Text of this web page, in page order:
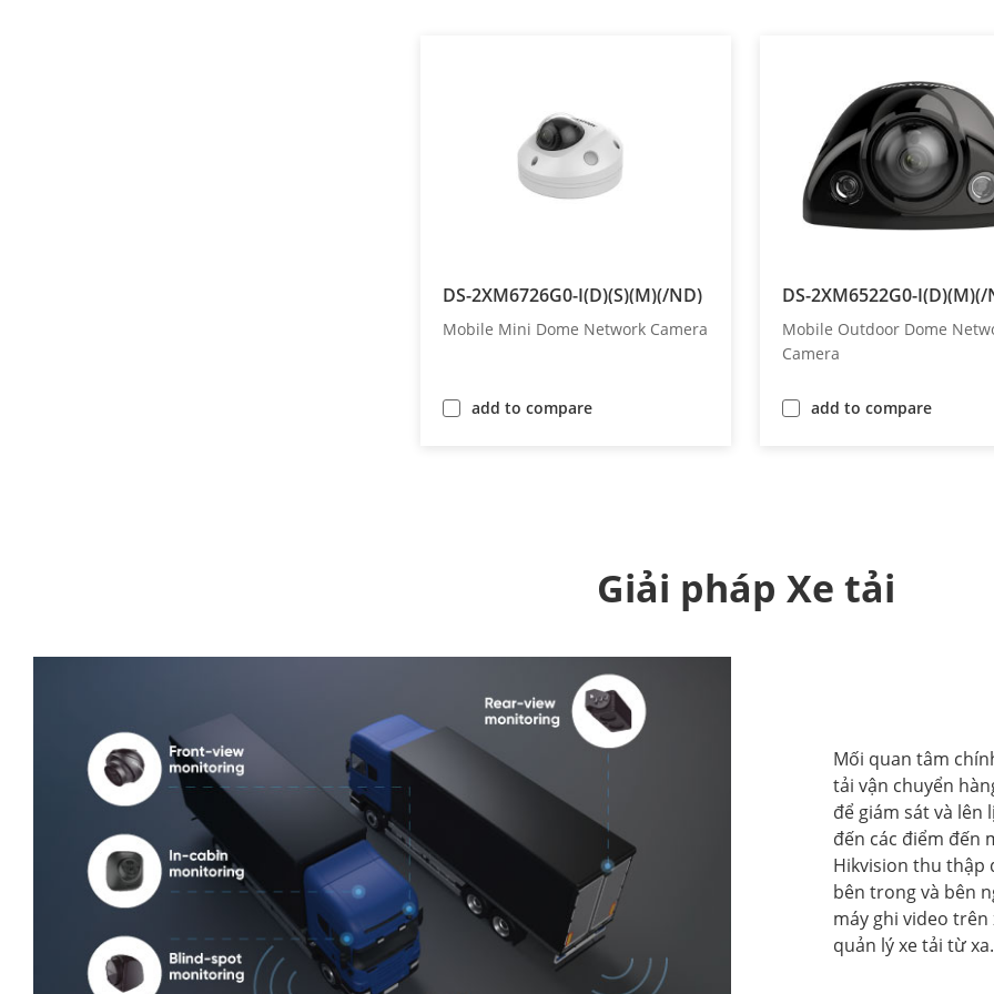
DS-2XM6726G0-I(D)(S)(M)(/ND)
Mobile Mini Dome Network Camera
add to compare
DS-2XM6522G0-I(D)(M)(/
Mobile Outdoor Dome
Camera
add to compare
Giải pháp Xe tải
Mối quan tâm
tải vận chuyển
để giám sát và lên
đến các điểm đến
Hikvision thu thập
bên trong và bên
máy ghi video trên
quản lý xe tải từ xa.